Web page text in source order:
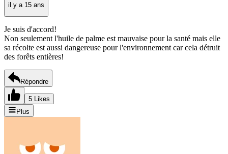
il y a 15 ans
Je suis d'accord!
Non seulement l'huile de palme est mauvaise pour la santé mais elle
sa récolte est aussi dangereuse pour l'environnement car cela détruit
des forêts entières!
Répondre
5 Likes
Plus